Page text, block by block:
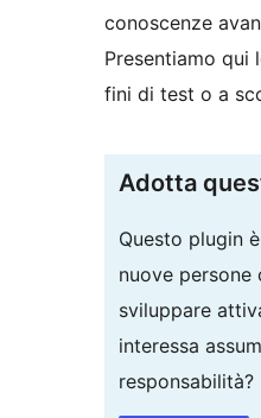
conoscenze
Presentiamo qui
fini di test o a
Adotta
Questo plugin
nuove persone
sviluppare
interessa
responsabilità?